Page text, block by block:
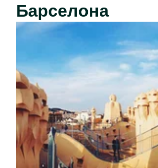
Барселона